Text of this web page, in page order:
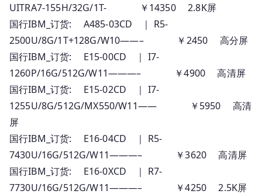
UITRA7-155H/32G/1T- ￥14350 2.8K屏
国行IBM_订货: A485-03CD ｜ R5-
2500U/8G/1T+128G/W10——– ￥2450 高分屏
国行IBM_订货: E15-00CD ｜ I7-
1260P/16G/512G/W11———– ￥4900 高清屏
国行IBM_订货: E15-02CD ｜ I7-
1255U/8G/512G/MX550/W11—— ￥5950 高清
屏
国行IBM_订货: E16-04CD ｜ R5-
7430U/16G/512G/W11———– ￥3620 高清屏
国行IBM_订货: E16-0XCD ｜ R7-
7730U/16G/512G/W11———– ￥4250 2.5K屏